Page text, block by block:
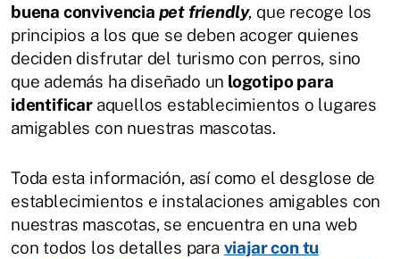
buena convivencia pet friendly, que recoge los
principios a los que se deben acoger quienes
deciden disfrutar del turismo con perros, sino
que además ha diseñado un logotipo para
identificar aquellos establecimientos o lugares
amigables con nuestras mascotas.
Toda esta información, así como el desglose de
establecimientos e instalaciones amigables con
nuestras mascotas, se encuentra en una web
con todos los detalles para viajar con tu